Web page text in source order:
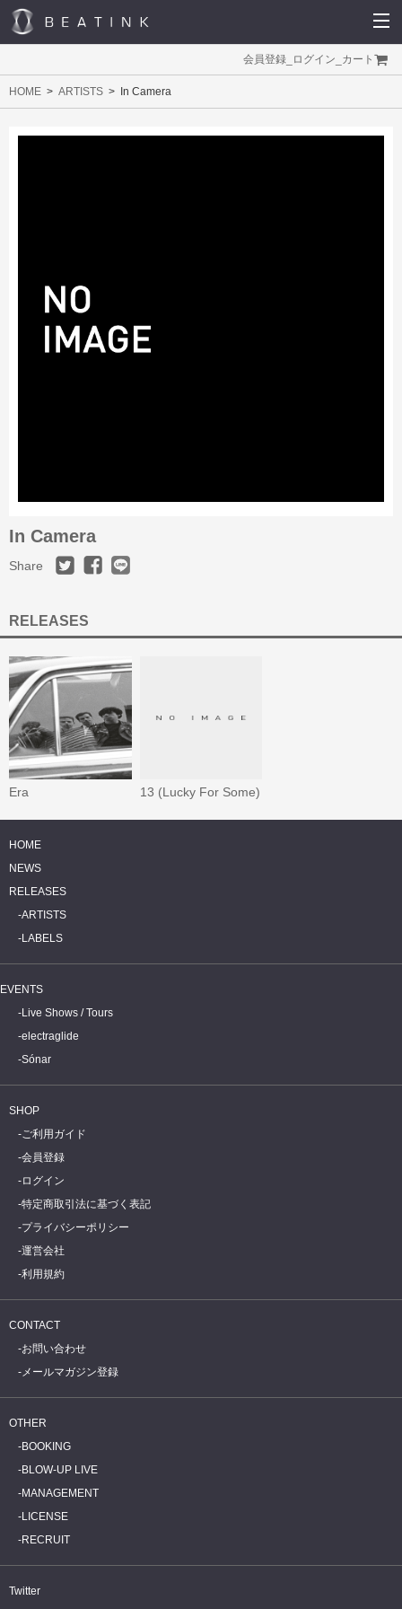
会員登録 ログイン カート
HOME ARTISTS In Camera
In Camera
Share
RELEASES
Era 13 (Lucky For Some)
HOME
NEWS
RELEASES
ARTISTS
LABELS
EVENTS
Live Shows / Tours
electraglide
Sónar
SHOP
ご利用ガイド
会員登録
ログイン
特定商取引法に基づく表記
プライバシーポリシー
運営会社
利用規約
CONTACT
お問い合わせ
メールマガジン登録
OTHER
BOOKING
BLOW-UP LIVE
MANAGEMENT
LICENSE
RECRUIT
Twitter